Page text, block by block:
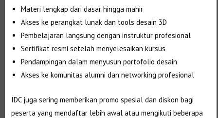
Materi lengkap dari dasar hingga mahir
Akses ke perangkat lunak dan tools desain 3D
Pembelajaran langsung dengan instruktur profesional
Sertifikat resmi setelah menyelesaikan kursus
Pendampingan dalam menyusun portofolio desain
Akses ke komunitas alumni dan networking profesional
IDC juga sering memberikan promo spesial dan diskon bagi
peserta yang mendaftar lebih awal atau mengikuti beberapa